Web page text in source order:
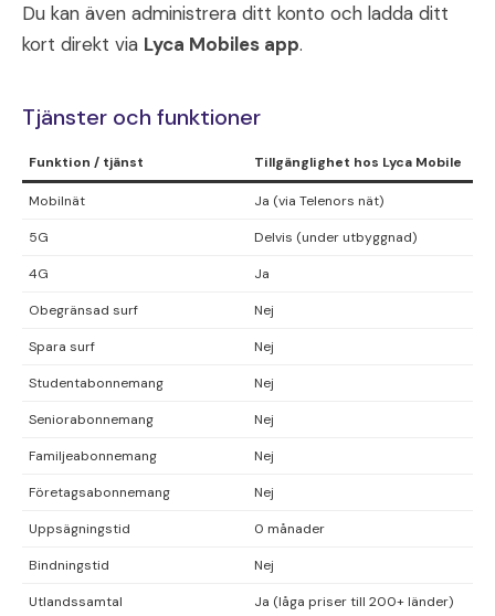
Du kan även administrera ditt konto och ladda ditt
kort direkt via Lyca Mobiles app.
Tjänster och funktioner
Funktion / tjänst Tillgänglighet hos Lyca Mobile
Mobilnät Ja (via Telenors nät)
5G Delvis (under utbyggnad)
4G Ja
Obegränsad surf Nej
Spara surf Nej
Studentabonnemang Nej
Seniorabonnemang Nej
Familjeabonnemang Nej
Företagsabonnemang Nej
Uppsägningstid 0 månader
Bindningstid Nej
Utlandssamtal Ja (låga priser till 200+ länder)